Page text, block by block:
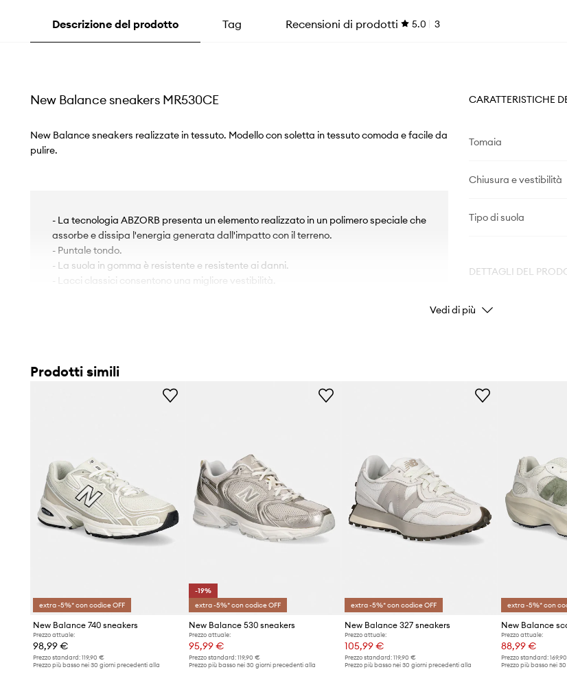
Descrizione del prodotto Tag Recensioni di prodotti 5.0 3
New Balance sneakers MR530CE
New Balance sneakers realizzate in tessuto. Modello con soletta in tessuto comoda e facile da
pulire.
- La tecnologia ABZORB presenta un elemento realizzato in un polimero speciale che
assorbe e dissipa l'energia generata dall'impatto con il terreno.
- Puntale tondo.
- La suola in gomma è resistente e resistente ai danni.
- Lacci classici consentono una migliore vestibilità.
CARATTERISTICHE
Tomaia
Chiusura e vestibilità
Tipo di suola
DETTAGLI DEL
Codice del fabbricante
Marchio/Brand
ID prodotto
Vedi di più
Prodotti simili
extra -5%* con codice OFF
New Balance 740 sneakers
Prezzo attuale:
98,99 €
Prezzo standard: 119,90 €
Prezzo più basso nei 30 giorni precedenti alla
-19%
extra -5%* con codice OFF
New Balance 530 sneakers
Prezzo attuale:
95,99 €
Prezzo standard:119,90 €
Prezzo più basso nei 30 giorni precedenti alla
extra -5%* con codice OFF
New Balance 327 sneakers
Prezzo attuale:
105,99 €
Prezzo standard: 119,90 €
Prezzo più basso nei 30 giorni precedenti alla
extra -5%* con
New Balance
Prezzo attuale:
88,99 €
Prezzo standard:
Prezzo più basso nei